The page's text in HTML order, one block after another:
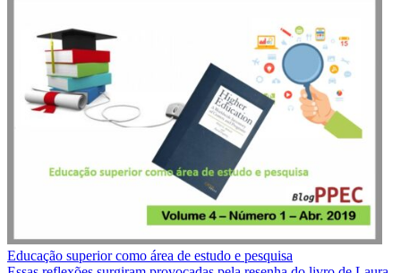
Educação superior como área de estudo e pesquisa